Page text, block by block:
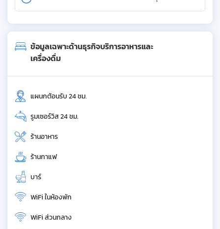
ข้อมูลเฉพาะด้านธุรกิจบริการอาหารและ
เครื่องดื่ม
แผนกต้อนรับ 24 ชม.
รูมเซอร์วิส 24 ชม.
ร้านอาหาร
ร้านกาแฟ
บาร์
WiFi ในห้องพัก
WiFi ส่วนกลาง